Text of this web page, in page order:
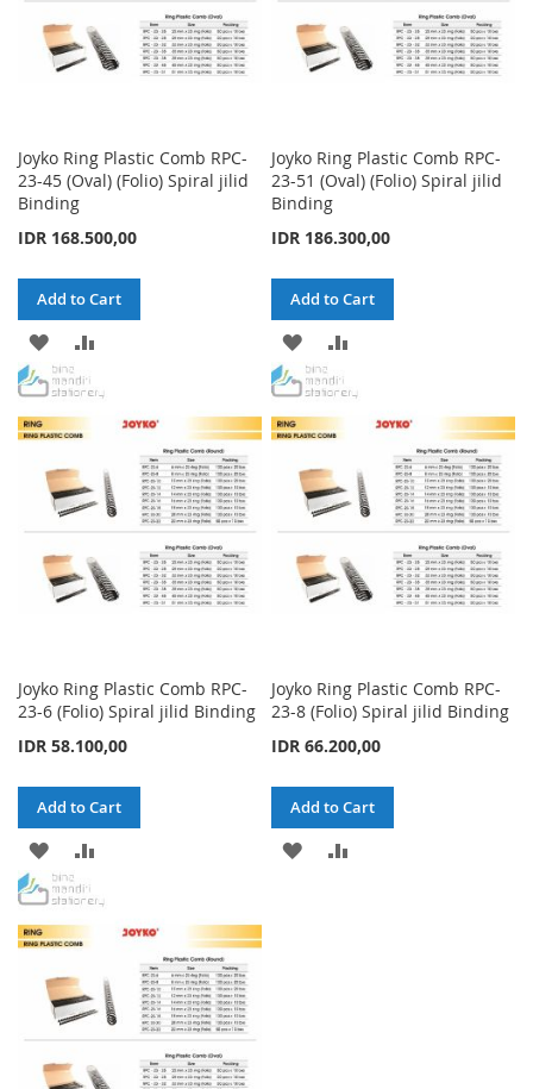
Joyko Ring Plastic Comb RPC-
23-45 (Oval) (Folio) Spiral jilid
Binding
IDR 168.500,00
Add to Cart
ADD
TO
WISH
LIST
COMPARE
Joyko Ring Plastic Comb RPC-
23-51 (Oval) (Folio) Spiral jilid
Binding
IDR 186.300,00
Add to Cart
ADD
TO
WISH
LIST
COMPARE
Joyko Ring Plastic Comb RPC-
23-6 (Folio) Spiral jilid Binding
IDR 58.100,00
Add to Cart
ADD
TO
WISH
LIST
COMPARE
Joyko Ring Plastic Comb RPC-
23-8 (Folio) Spiral jilid Binding
IDR 66.200,00
Add to Cart
ADD